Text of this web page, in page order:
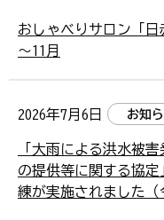
おしゃべりサロン「
～11月
2026年7月6日 お知
「大雨による洪水被
の提供等に関する協定
練が実施されました（